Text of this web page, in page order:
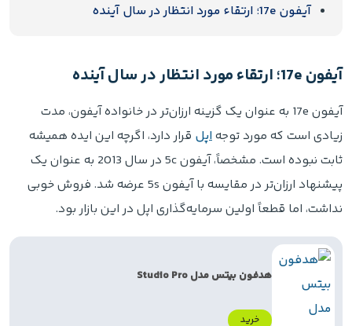
آیفون 17e؛ ارتقاء مورد انتظار در سال آینده
آیفون 17e؛ ارتقاء مورد انتظار در سال آینده
آیفون 17e به عنوان یک گزینه ارزان‌تر در خانواده آیفون، مدت
زیادی است که مورد توجهاپل قرار دارد، اگرچه این ایده همیشه
ثابت نبوده است. مشخصاً، آیفون 5c در سال 2013 به عنوان یک
پیشنهاد ارزان‌تر در مقایسه با آیفون 5s عرضه شد. فروش خوبی
نداشت، اما قطعاً اولین سرمایه‌گذاری اپل در این بازار بود.
هدفون بیتس مدل Studio Pro
خرید